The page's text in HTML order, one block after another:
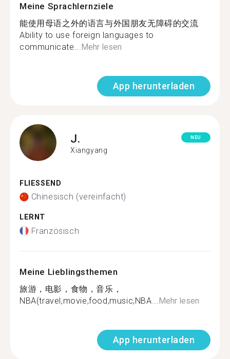
Meine Sprachlernziele
能使用母语之外的语言与外国朋友无障碍的交流
Ability to use foreign languages ​​to
communicate... Mehr lesen
App herunterladen
J.
Xiangyang
NEU
FLIESSEND
Chinesisch (vereinfacht)
LERNT
Französisch
Meine Lieblingsthemen
旅游，电影，食物，音乐，
NBA(travel,movie,food,music,NBA... Mehr lesen
App herunterladen